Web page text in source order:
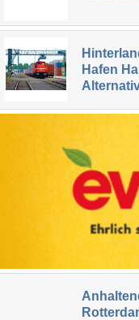
Hafen